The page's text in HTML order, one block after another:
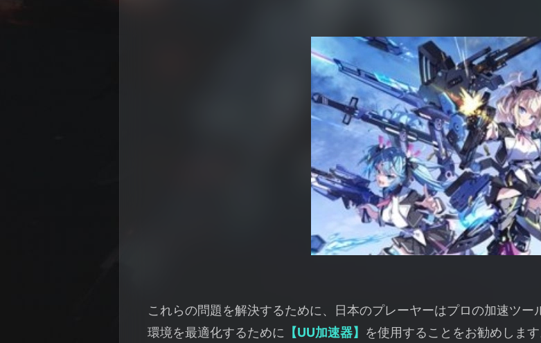
これらの問題を解決するために、日本のプレーヤーはプロの加速ツ
環境を最適化するために 【UU加速器】 を使用することをお勧めします